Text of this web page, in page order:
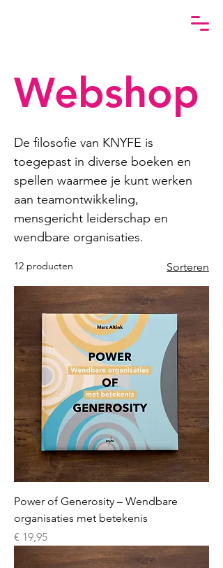
Webshop
De filosofie van KNYFE is
toegepast in diverse boeken en
spellen waarmee je kunt werken
aan teamontwikkeling,
mensgericht leiderschap en
wendbare organisaties.
12 producten Sorteren
Power of Generosity – Wendbare
organisaties met betekenis
Prijs
€ 19,95